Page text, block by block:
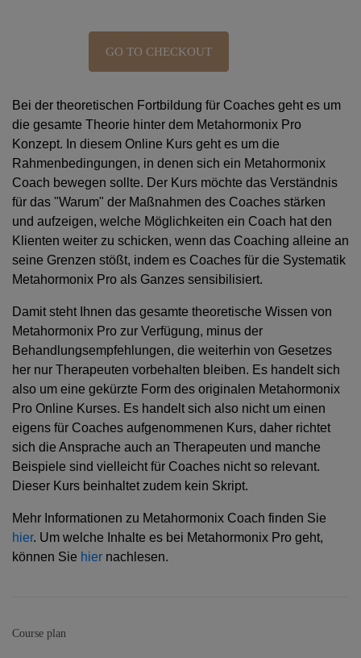
GO TO CHECKOUT
Bei der theoretischen Fortbildung für Coaches geht es um
die gesamte Theorie hinter dem Metahormonix Pro
Konzept. In diesem Online Kurs geht es um die
Rahmenbedingungen, in denen sich ein Metahormonix
Coach bewegen sollte. Der Kurs möchte das Verständnis
für das "Warum" der Maßnahmen des Coaches stärken
und aufzeigen, welche Möglichkeiten ein Coach hat den
Klienten weiter zu schicken, wenn das Coaching alleine an
seine Grenzen stößt, indem es Coaches für die Systematik
Metahormonix Pro als Ganzes sensibilisiert.
Damit steht Ihnen das gesamte theoretische Wissen von
Metahormonix Pro zur Verfügung, minus der
Behandlungsempfehlungen, die weiterhin von Gesetzes
her nur Therapeuten vorbehalten bleiben. Es handelt sich
also um eine gekürzte Form des originalen Metahormonix
Pro Online Kurses. Es handelt sich also nicht um einen
eigens für Coaches aufgenommenen Kurs, daher richtet
sich die Ansprache auch an Therapeuten und manche
Beispiele sind vielleicht für Coaches nicht so relevant.
Dieser Kurs beinhaltet zudem kein Skript.
Mehr Informationen zu Metahormonix Coach finden Sie
hier. Um welche Inhalte es bei Metahormonix Pro geht,
können Sie hier nachlesen.
Course plan